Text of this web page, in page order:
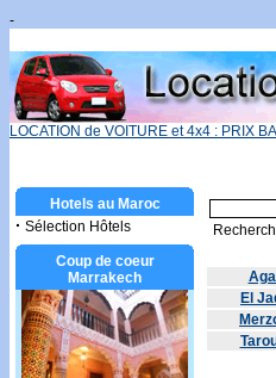
-
LOCATION de VOITURE et 4x4 : PRIX
Hotels au Maroc
· Sélection Hôtels
Coup de coeur
Marrakech
El